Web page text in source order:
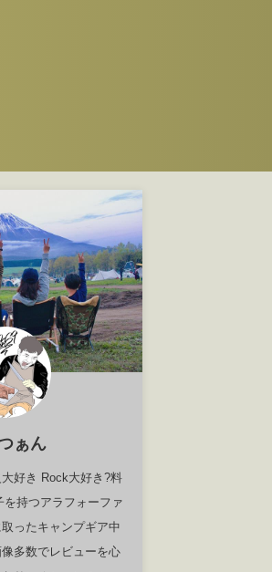
ぁん
好き Rock大好き?料
持つアラフォーファ
ったキャンプギア中
多数でレビューを心